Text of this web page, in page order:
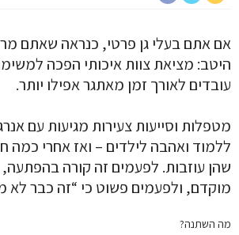
אם אתם בעלי גן פרטי, כנראה שאתם
היטב: מציאת צוות איכותי הפכה
עובדים לאורך זמן מאתגר אפילו יותר.
מטפלות וסייעות צעירות מגיעות עם
ללמוד ואהבה לילדים – ואז אחרי כמה
שהן עוזבות. לפעמים זה קורה בהפתעה,
מוקדם, ולפעמים פשוט כי “זה כבר לא
מה השתנה?